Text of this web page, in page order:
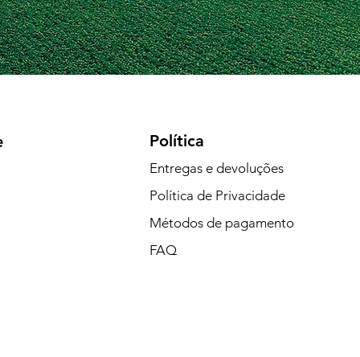
Política
Entregas e devoluções
Política de Privacidade
Métodos de pagamento
FAQ